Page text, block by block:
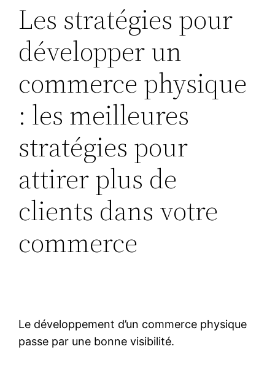
Les stratégies pour
développer un
commerce physique
: les meilleures
stratégies pour
attirer plus de
clients dans votre
commerce
Le développement d’un commerce physique
passe par une bonne visibilité.